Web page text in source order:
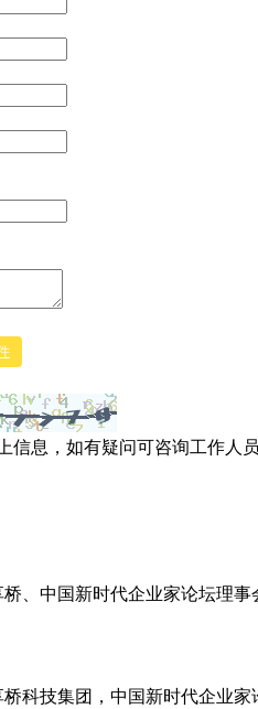
信息，如有疑问可咨询工作人员
、中国新时代企业家论坛理
桥科技集团，中国新时代企业